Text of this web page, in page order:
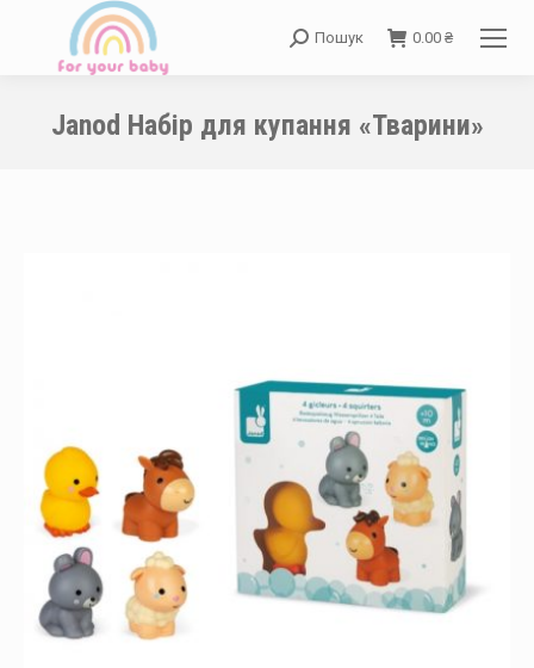
Search:
Пошук 0.00 ₴
Janod Набір для купання «Тварини»